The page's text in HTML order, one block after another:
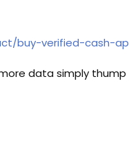
buy-verified-cash-
data simply thump